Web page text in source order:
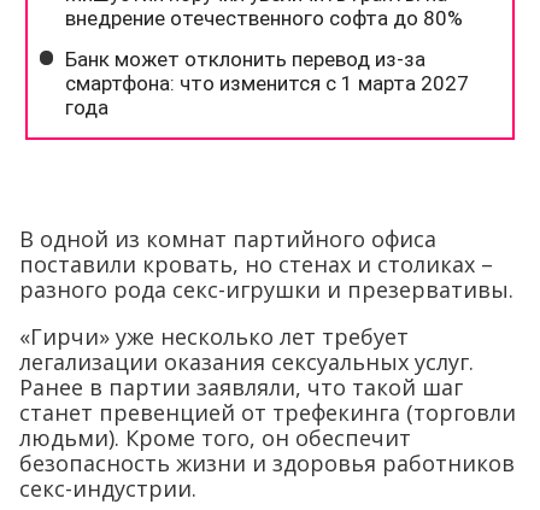
В одной из комнат партийного офиса
поставили кровать, но стенах и столиках –
разного рода секс-игрушки и презервативы.
«Гирчи» уже несколько лет требует
легализации оказания сексуальных услуг.
Ранее в партии заявляли, что такой шаг
станет превенцией от трефекинга (торговли
людьми). Кроме того, он обеспечит
безопасность жизни и здоровья работников
секс-индустрии.